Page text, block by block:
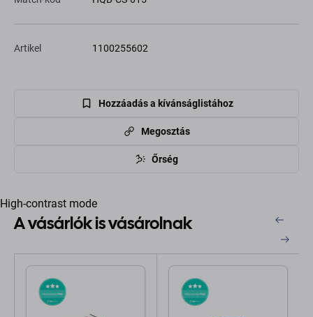
Artikel 1100255602
Hozzáadás a kívánságlistához
Megosztás
Őrség
High-contrast mode
A vásárlók is vásárolnak